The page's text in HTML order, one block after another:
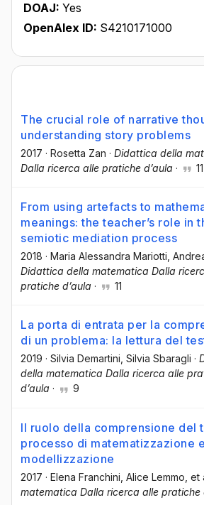
DOAJ: Yes
OpenAlex ID: S4210171000
The crucial role of narrative
understanding story problems
2017 · Rosetta Zan · Didattica della
Dalla ricerca alle pratiche d’aula · 11
From using artefacts to
meanings: the teacher’s role in
semiotic mediation process
2018 · Maria Alessandra Mariotti ,
Didattica della matematica Dalla
pratiche d’aula · 11
La porta di entrata per la
di un problema: la lettura del
2019 · Silvia Demartini , Silvia Sbaragli ·
della matematica Dalla ricerca alle
d’aula · 9
Il ruolo della comprensione del
processo di matematizzazione e
modellizzazione
2017 · Elena Franchini , Alice Lemmo , et
matematica Dalla ricerca alle pratiche